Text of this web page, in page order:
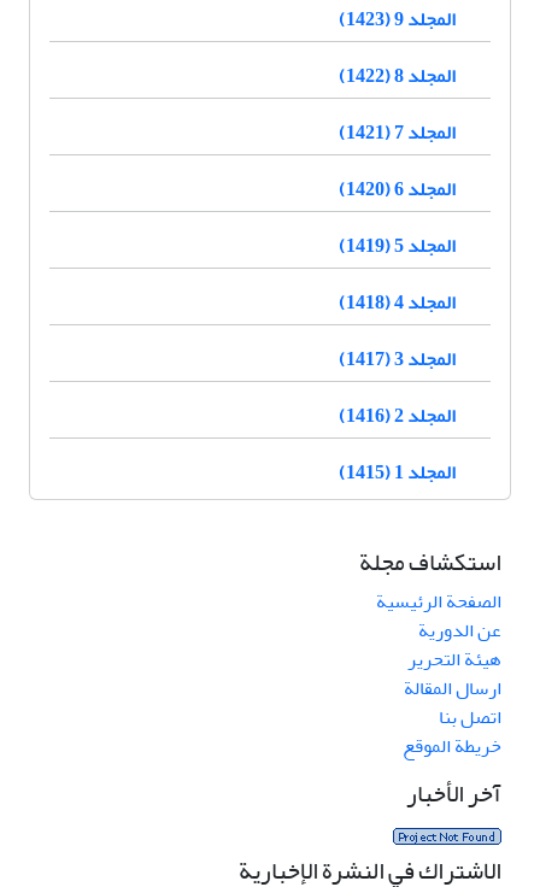
المجلد 9 (1423)
المجلد 8 (1422)
المجلد 7 (1421)
المجلد 6 (1420)
المجلد 5 (1419)
المجلد 4 (1418)
المجلد 3 (1417)
المجلد 2 (1416)
المجلد 1 (1415)
استكشاف مجلة
الصفحة الرئيسية
عن الدورية
هيئة التحرير
ارسال المقالة
اتصل بنا
خريطة الموقع
آخر الأخبار
الاشتراك في النشرة الإخبارية